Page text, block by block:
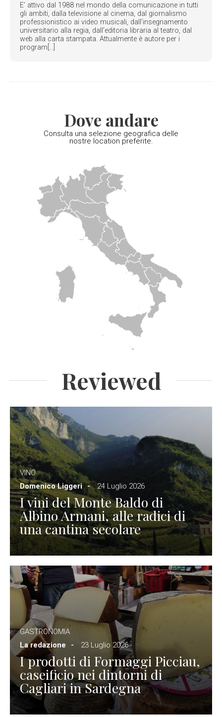
E’ attivo dal 1988 nel mondo della comunicazione in tutti
gli ambiti, dalla televisione al cinema, dal giornalismo
professionistico ai video musicali, dall’insegnamento
universitario alla regia, dall’editoria libraria al teatro, dal
web alla carta stampata. Attualmente è autore per i
program[...]
Dove andare
Consulta una selezione geografica delle
nostre location preferite.
Reviewed
VINO
Domenico Liggeri
24 Luglio 2026
I vini del Monte Baldo di
Albino Armani, alle radici di
una cantina secolare
GASTRONOMIA
La redazione
23 Luglio 2026
I prodotti di Formaggi Picciau,
caseificio nei dintorni di
Cagliari in Sardegna